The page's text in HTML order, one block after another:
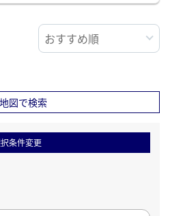
地図で検索
条件変更